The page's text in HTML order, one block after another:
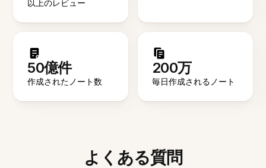
以上のレビュー
50億件
作成されたノート数
200万
毎日作成されるノート
よくある質問